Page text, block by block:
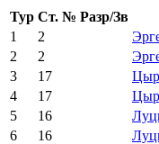
Тур Ст. № Разр/Зв
1
2
2
2
3
17
4
17
5
16
6
16